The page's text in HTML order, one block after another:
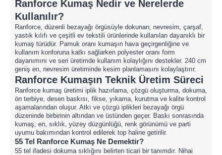
Ranforce Kumaş Nedir ve Nerelerde
Kullanılır?
Ranforce, düzenli bezayağı örgüsüyle dokunan; nevresim, çarşaf,
yastık kılıfı ve çeşitli ev tekstili ürünlerinde kullanılan dayanıklı bir
kumaş türüdür. Pamuk oranı kumaşın hava geçirgenliğine ve
kullanım konforuna katkı sağlarken polyester oranı form
dayanımını ve seri üretimde kullanım kolaylığını destekler. 240 cm
geniş en, nevresim üretiminde kesim planlamasını kolaylaştırır.
Ranforce Kumaşın Teknik Üretim Süreci
Ranforce kumaş üretimi iplik hazırlama, çözgü oluşturma, dokuma,
ön terbiye, desen baskısı, fikse, yıkama, kurutma ve kalite kontrol
aşamalarından oluşur. Atkı ve çözgü iplikleri bezayağı örgü
düzeninde birbirinin altından ve üstünden geçer. Baskı sonrasında
kumaş; en, sıklık, yüzey düzgünlüğü, renk görünümü ve parti
uyumu bakımından kontrol edilerek top haline getirilir.
55 Tel Ranforce Kumaş Ne Demektir?
55 tel ifadesi dokuma sıklığını belirten ticari bir tanımdır. Nihai